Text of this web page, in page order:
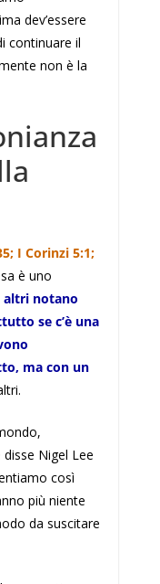
dev’essere
continuare il
non è la
I Corinzi 5:1;
è uno
altri notano
se c’è una
ma con un
disse Nigel Lee
così
più niente
da suscitare